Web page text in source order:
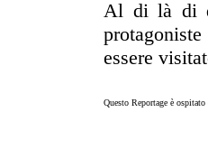
Al di là di
essere
Questo Reportage è ospitato